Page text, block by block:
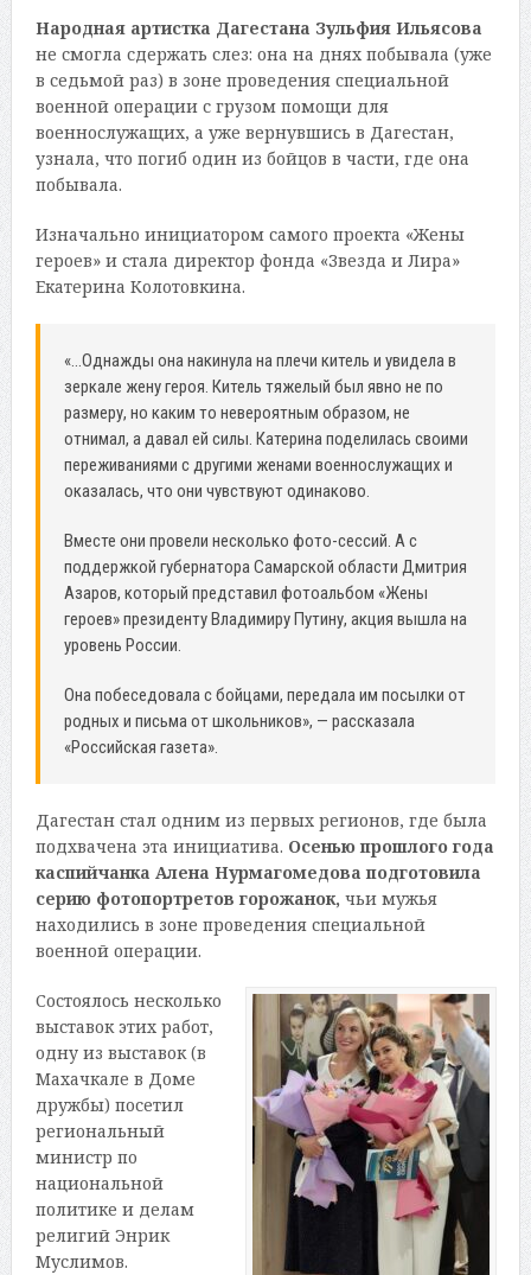
Народная артистка Дагестана Зульфия Ильясова
не смогла сдержать слез: она на днях побывала (уже
в седьмой раз) в зоне проведения специальной
военной операции с грузом помощи для
военнослужащих, а уже вернувшись в Дагестан,
узнала, что погиб один из бойцов в части, где она
побывала.
Изначально инициатором самого проекта «Жены
героев» и стала директор фонда «Звезда и Лира»
Екатерина Колотовкина.
«…Однажды она накинула на плечи китель и увидела в
зеркале жену героя. Китель тяжелый был явно не по
размеру, но каким то невероятным образом, не
отнимал, а давал ей силы. Катерина поделилась своими
переживаниями с другими женами военнослужащих и
оказалась, что они чувствуют одинаково.
Вместе они провели несколько фото-сессий. А с
поддержкой губернатора Самарской области Дмитрия
Азаров, который представил фотоальбом «Жены
героев» президенту Владимиру Путину, акция вышла на
уровень России.
Она побеседовала с бойцами, передала им посылки от
родных и письма от школьников», — рассказала
«Российская газета».
Дагестан стал одним из первых регионов, где была
подхвачена эта инициатива. Осенью прошлого года
каспийчанка Алена Нурмагомедова подготовила
серию фотопортретов горожанок, чьи мужья
находились в зоне проведения специальной
военной операции.
Состоялось несколько
выставок этих работ,
одну из выставок (в
Махачкале в Доме
дружбы) посетил
региональный
министр по
национальной
политике и делам
религий Энрик
Муслимов.